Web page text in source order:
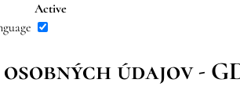
Active
údajov -